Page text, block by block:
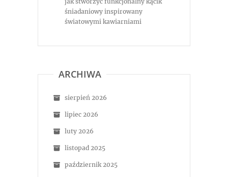
śniadaniowy inspirowany
światowymi kawiarniami
ARCHIWA
sierpień 2026
lipiec 2026
luty 2026
listopad 2025
październik 2025